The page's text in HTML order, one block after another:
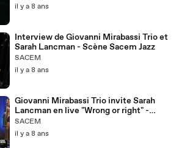
il y a 8 ans
Interview de Giovanni Mirabassi Trio et
Sarah Lancman - Scène Sacem Jazz
SACEM
il y a 8 ans
Giovanni Mirabassi Trio invite Sarah
Lancman en live "Wrong or right" -
Scène Sacem Jazz
SACEM
il y a 8 ans